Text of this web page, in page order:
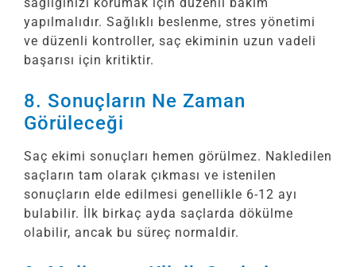
sağlığınızı korumak için düzenli bakım
yapılmalıdır. Sağlıklı beslenme, stres yönetimi
ve düzenli kontroller, saç ekiminin uzun vadeli
başarısı için kritiktir.
8. Sonuçların Ne Zaman
Görüleceği
Saç ekimi sonuçları hemen görülmez. Nakledilen
saçların tam olarak çıkması ve istenilen
sonuçların elde edilmesi genellikle 6-12 ayı
bulabilir. İlk birkaç ayda saçlarda dökülme
olabilir, ancak bu süreç normaldir.